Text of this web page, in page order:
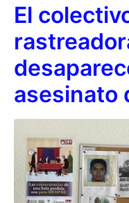
El
asesinato